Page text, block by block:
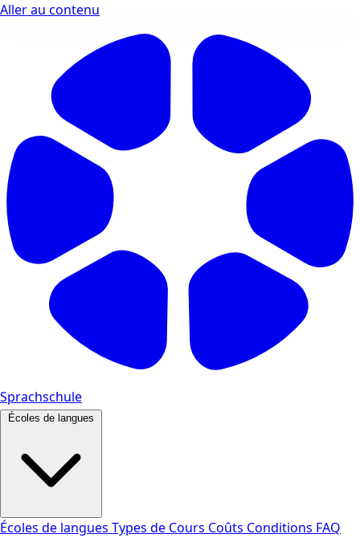
Aller au contenu
Sprachschule
Écoles de langues
Écoles de langues Types de Cours Coûts Conditions FAQ